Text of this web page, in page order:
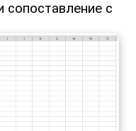
сопоставление с